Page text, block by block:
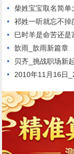
柴姓宝宝取名简单
祁姓一听就忘不掉
巳时羊是命苦还是
歆雨_歆雨新篇章
贝齐_挑战职场新
2010年11月16日